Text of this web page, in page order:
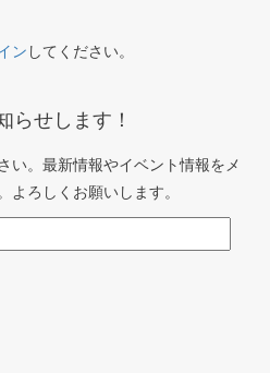
ン してください。
らせします！
い。最新情報やイベント情報をメ
よろしくお願いします。